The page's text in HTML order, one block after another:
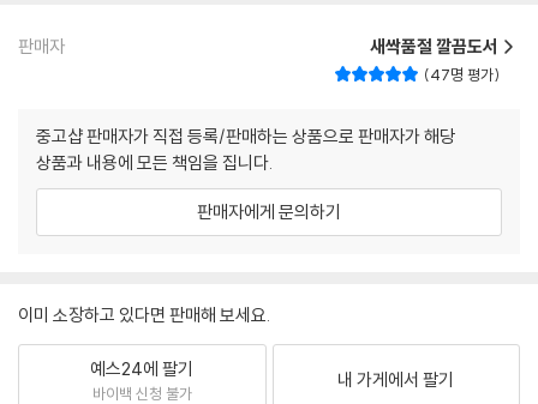
판매자 새싹품절 깔끔도서
47명 평가
중고샵 판매자가 직접 등록/판매하는 상품으로 판매자가 해당
상품과 내용에 모든 책임을 집니다.
판매자에게 문의하기
이미 소장하고 있다면 판매해 보세요.
예스24에 팔기
바이백 신청 불가
내 가게에서 팔기